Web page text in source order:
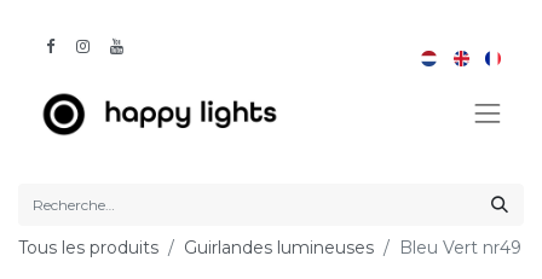
Tous les produits Guirlandes lumineuses Bleu Vert nr49